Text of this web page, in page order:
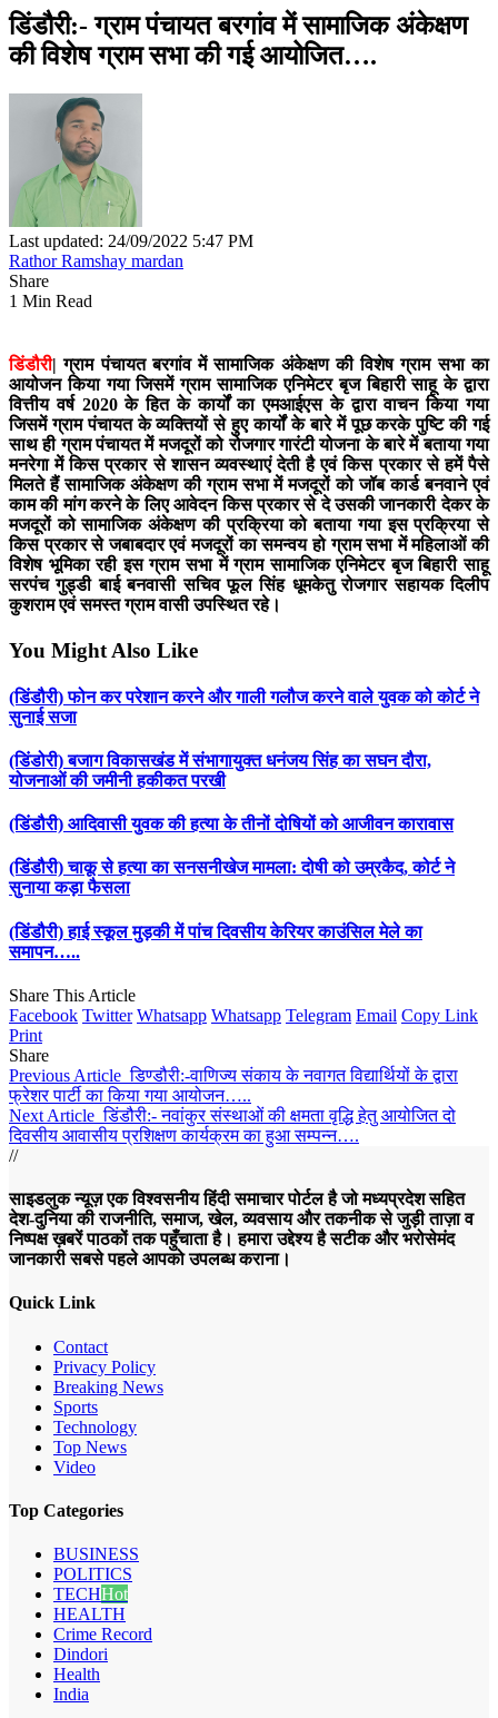
डिंडौरी:- ग्राम पंचायत बरगांव में सामाजिक अंकेक्षण
की विशेष ग्राम सभा की गई आयोजित….
Last updated: 24/09/2022 5:47 PM
Rathor Ramshay mardan
Share
1 Min Read
डिंडौरी| ग्राम पंचायत बरगांव में सामाजिक अंकेक्षण की विशेष ग्राम सभा का
आयोजन किया गया जिसमें ग्राम सामाजिक एनिमेटर बृज बिहारी साहू के द्वारा
वित्तीय वर्ष 2020 के हित के कार्यों का एमआईएस के द्वारा वाचन किया गया
जिसमें ग्राम पंचायत के व्यक्तियों से हुए कार्यों के बारे में पूछ करके पुष्टि की गई
साथ ही ग्राम पंचायत में मजदूरों को रोजगार गारंटी योजना के बारे में बताया गया
मनरेगा में किस प्रकार से शासन व्यवस्थाएं देती है एवं किस प्रकार से हमें पैसे
मिलते हैं सामाजिक अंकेक्षण की ग्राम सभा में मजदूरों को जॉब कार्ड बनवाने एवं
काम की मांग करने के लिए आवेदन किस प्रकार से दे उसकी जानकारी देकर के
मजदूरों को सामाजिक अंकेक्षण की प्रक्रिया को बताया गया इस प्रक्रिया से
किस प्रकार से जबाबदार एवं मजदूरों का समन्वय हो ग्राम सभा में महिलाओं की
विशेष भूमिका रही इस ग्राम सभा में ग्राम सामाजिक एनिमेटर बृज बिहारी साहू
सरपंच गुड्डी बाई बनवासी सचिव फूल सिंह धूमकेतु रोजगार सहायक दिलीप
कुशराम एवं समस्त ग्राम वासी उपस्थित रहे।
You Might Also Like
(डिंडौरी) फोन कर परेशान करने और गाली गलौज करने वाले युवक को कोर्ट ने
सुनाई सजा
(डिंडोरी) बजाग विकासखंड में संभागायुक्त धनंजय सिंह का सघन दौरा,
योजनाओं की जमीनी हकीकत परखी
(डिंडौरी) आदिवासी युवक की हत्या के तीनों दोषियों को आजीवन कारावास
(डिंडौरी) चाकू से हत्या का सनसनीखेज मामला: दोषी को उम्रकैद, कोर्ट ने
सुनाया कड़ा फैसला
(डिंडौरी) हाई स्कूल मुड़की में पांच दिवसीय केरियर काउंसिल मेले का
समापन…..
Share This Article
Facebook Twitter Whatsapp Whatsapp Telegram Email Copy Link
Print
Share
Previous Article डिण्डौरी:-वाणिज्य संकाय के नवागत विद्यार्थियों के द्वारा
फ्रेशर पार्टी का किया गया आयोजन…..
Next Article डिंडौरी:- नवांकुर संस्थाओं की क्षमता वृद्धि हेतु आयोजित दो
दिवसीय आवासीय प्रशिक्षण कार्यक्रम का हुआ सम्पन्न….
//
साइडलुक न्यूज़ एक विश्वसनीय हिंदी समाचार पोर्टल है जो मध्यप्रदेश सहित
देश-दुनिया की राजनीति, समाज, खेल, व्यवसाय और तकनीक से जुड़ी ताज़ा व
निष्पक्ष ख़बरें पाठकों तक पहुँचाता है। हमारा उद्देश्य है सटीक और भरोसेमंद
जानकारी सबसे पहले आपको उपलब्ध कराना।
Quick Link
Contact
Privacy Policy
Breaking News
Sports
Technology
Top News
Video
Top Categories
BUSINESS
POLITICS
TECHHot
HEALTH
Crime Record
Dindori
Health
India